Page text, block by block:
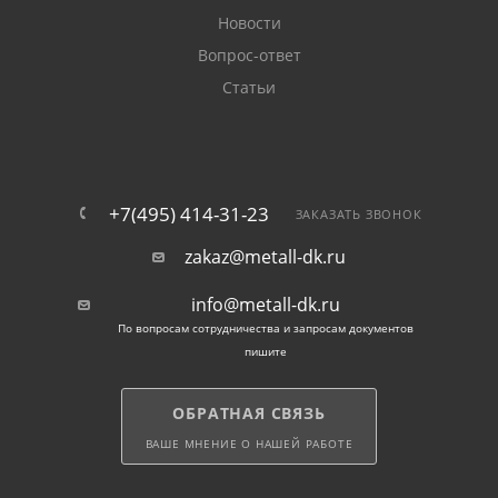
Цена за килограмм: Мы предлагаем
конкурентоспособные цены на строительные
гвозди, рассчитанные за килограмм. Это делает наш
более удобной для вас. В магазине Металл ДК вы
можете выбрать удобный способ получения товара:
доставку или самовывоз с наших металлобаз. Наши
металлобазы расположены по всему периметру
Заказать строительные
гвозди в москве
Новости
Вопрос-ответ
Статьи
+7(495) 414-31-23 ЗАКАЗАТЬ ЗВОНОК
zakaz@metall-dk.ru
info@metall-dk.ru
По вопросам сотрудничества и запросам документов
пишите
ОБРАТНАЯ СВЯЗЬ
ВАШЕ МНЕНИЕ О НАШЕЙ РАБОТЕ